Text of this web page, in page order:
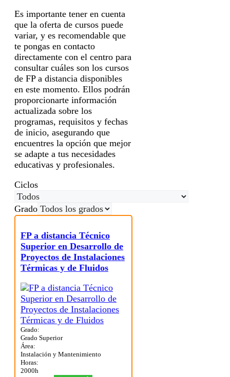
Es importante tener en cuenta
que la oferta de cursos puede
variar, y es recomendable que
te pongas en contacto
directamente con el centro para
consultar cuáles son los cursos
de FP a distancia disponibles
en este momento. Ellos podrán
proporcionarte información
actualizada sobre los
programas, requisitos y fechas
de inicio, asegurando que
encuentres la opción que mejor
se adapte a tus necesidades
educativas y profesionales.
Ciclos
Grado
FP a distancia Técnico
Superior en Desarrollo de
Proyectos de Instalaciones
Térmicas y de Fluidos
Grado:
Grado Superior
Área:
Instalación y Mantenimiento
Horas:
2000h